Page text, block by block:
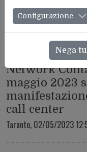
Network
maggio 2023
call center
Taranto, 02/05/2023
Configurazione
Nega